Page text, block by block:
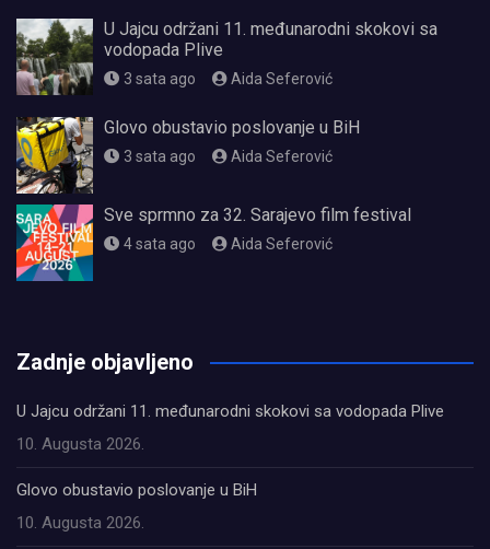
U Jajcu održani 11. međunarodni skokovi sa
vodopada Plive
3 sata ago Aida Seferović
Glovo obustavio poslovanje u BiH
3 sata ago Aida Seferović
Sve sprmno za 32. Sarajevo film festival
4 sata ago Aida Seferović
Zadnje objavljeno
U Jajcu održani 11. međunarodni skokovi sa vodopada Plive
10. Augusta 2026.
Glovo obustavio poslovanje u BiH
10. Augusta 2026.